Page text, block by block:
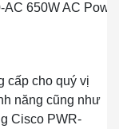
AC 650W AC
cấp cho quý vị
năng cũng như
Cisco PWR-